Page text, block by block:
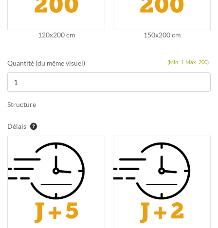
120x200 cm 150x200 cm
(Min: 1, Max: 200)
Quantité (du même visuel)
Structure
Délais